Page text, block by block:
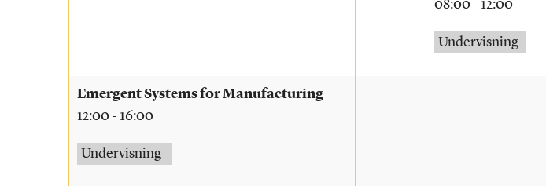
08:00 - 12:00
Undervisning
Emergent Systems for Manufacturing
12:00 - 16:00
Undervisning